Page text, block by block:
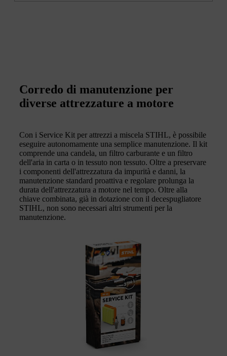
Corredo di manutenzione per
diverse attrezzature a motore
Con i Service Kit per attrezzi a miscela STIHL, è possibile
eseguire autonomamente una semplice manutenzione. Il kit
comprende una candela, un filtro carburante e un filtro
dell'aria in carta o in tessuto non tessuto. Oltre a preservare
i componenti dell'attrezzatura da impurità e danni, la
manutenzione standard proattiva e regolare prolunga la
durata dell'attrezzatura a motore nel tempo. Oltre alla
chiave combinata, già in dotazione con il decespugliatore
STIHL, non sono necessari altri strumenti per la
manutenzione.